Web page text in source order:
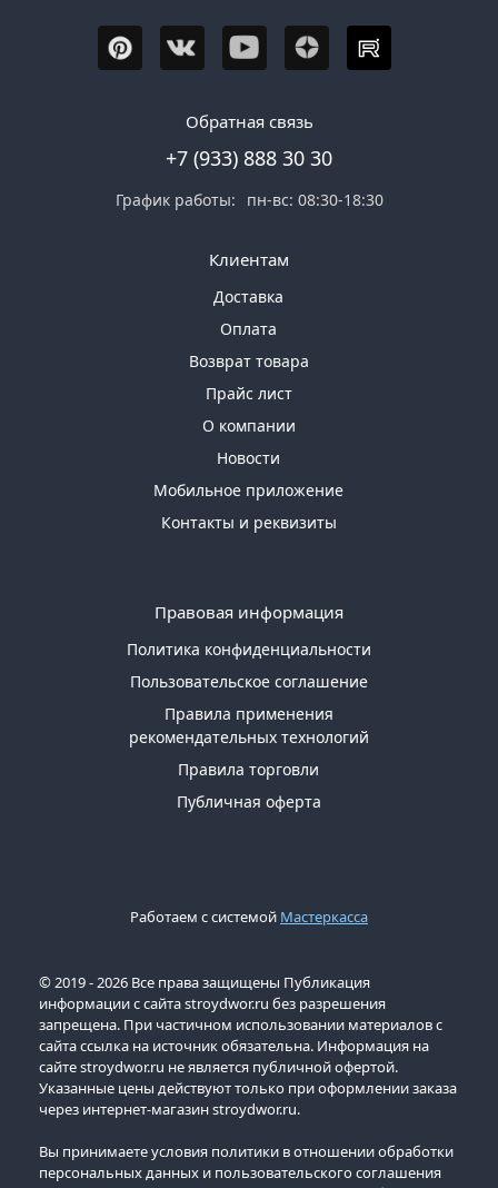
Обратная связь
+7 (933) 888 30 30
График работы: пн-вс: 08:30-18:30
Клиентам
Доставка
Оплата
Возврат товара
Прайс лист
О компании
Новости
Мобильное приложение
Контакты и реквизиты
Правовая информация
Политика конфиденциальности
Пользовательское соглашение
Правила применения
рекомендательных технологий
Правила торговли
Публичная оферта
Работаем с системой Мастеркасса
© 2019 - 2026 Все права защищены Публикация
информации с сайта stroydwor.ru без разрешения
запрещена. При частичном использовании материалов с
сайта ссылка на источник обязательна. Информация на
сайте stroydwor.ru не является публичной офертой.
Указанные цены действуют только при оформлении заказа
через интернет-магазин stroydwor.ru.
Вы принимаете условия политики в отношении обработки
персональных данных и пользовательского соглашения